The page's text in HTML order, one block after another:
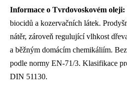
Informace o Tvrdovoskovém oleji:
biocidů a kozervačních látek.
nátěr, zároveň regulující vlhkost
a běžným domácím chemikáliím.
podle normy EN-71/3. Klasifikace
DIN 51130.